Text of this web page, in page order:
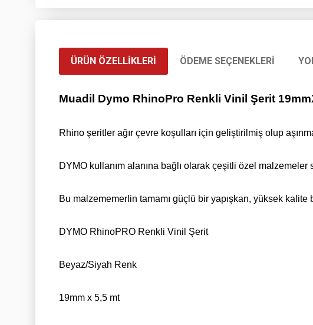
ÜRÜN ÖZELLIKLERI ÖDEME SEÇENEKLERI
Muadil Dymo RhinoPro Renkli Vinil Şerit
Rhino şeritler ağır çevre koşulları için geliştirilmiş olup
DYMO kullanım alanına bağlı olarak çeşitli özel malzemeler
Bu malzememerlin tamamı güçlü bir yapışkan, yüksek
DYMO RhinoPRO Renkli Vinil Şerit
Beyaz/Siyah Renk
19mm x 5,5 mt